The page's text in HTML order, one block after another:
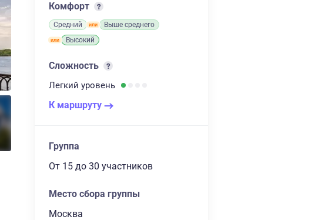
Комфорт
Средний
Выше среднего
Высокий
Сложность
Легкий уровень
К маршруту
Группа
От 15 до 30 участников
Место сбора группы
Москва